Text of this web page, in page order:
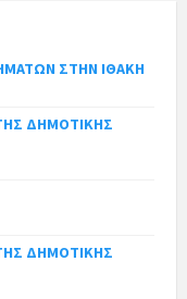
ΣΤΗΝ ΙΘΑΚΗ
ΔΗΜΟΤΙΚΗΣ
ΔΗΜΟΤΙΚΗΣ